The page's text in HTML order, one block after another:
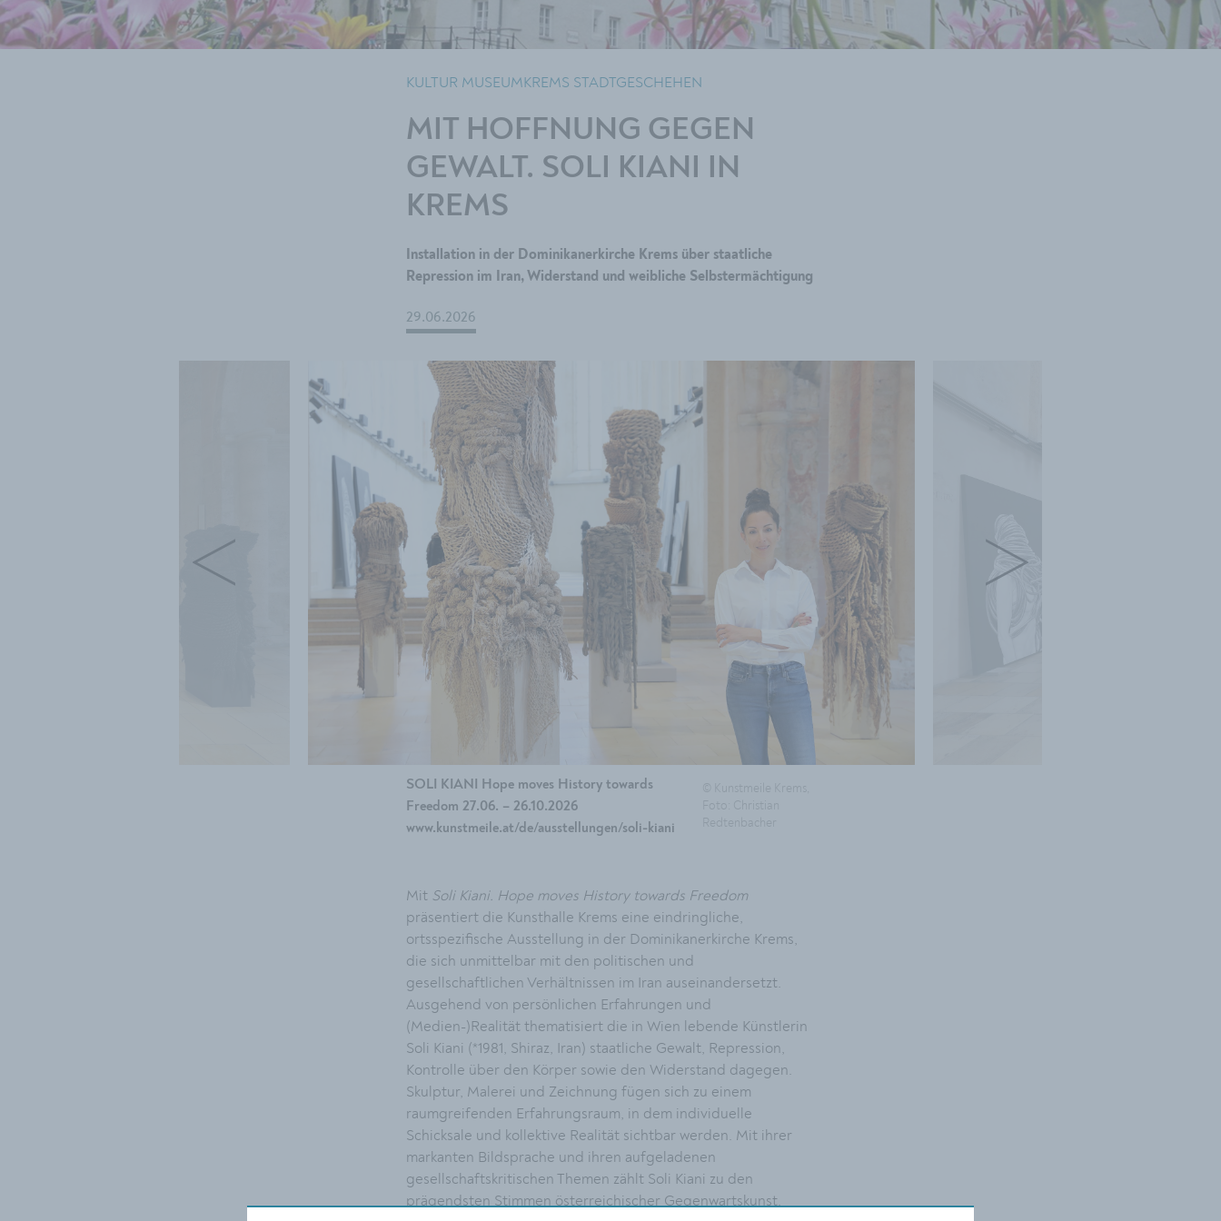
KULTUR MUSEUMKREMS STADTGESCHEHEN
MIT HOFFNUNG GEGEN
GEWALT. SOLI KIANI IN
KREMS
Installation in der Dominikanerkirche Krems über staatliche
Repression im Iran, Widerstand und weibliche Selbstermächtigung
29.06.2026
SOLI KIANI Hope moves History towards
Freedom 27.06. – 26.10.2026
www.kunstmeile.at/de/ausstellungen/soli-kiani
Mit Soli Kiani. Hope moves History towards Freedom
präsentiert die Kunsthalle Krems eine eindringliche,
ortsspezifische Ausstellung in der Dominikanerkirche Krems,
die sich unmittelbar mit den politischen und
gesellschaftlichen Verhältnissen im Iran auseinandersetzt.
Ausgehend von persönlichen Erfahrungen und
(Medien-)Realität thematisiert die in Wien lebende Künstlerin
Soli Kiani (*1981, Shiraz, Iran) staatliche Gewalt, Repression,
Kontrolle über den Körper sowie den Widerstand dagegen.
Skulptur, Malerei und Zeichnung fügen sich zu einem
raumgreifenden Erfahrungsraum, in dem individuelle
Schicksale und kollektive Realität sichtbar werden. Mit ihrer
markanten Bildsprache und ihren aufgeladenen
gesellschaftskritischen Themen zählt Soli Kiani zu den
prägendsten Stimmen österreichischer Gegenwartskunst.